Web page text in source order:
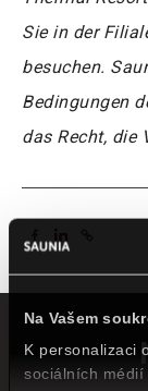
Na Vašem
K personalizaci
sociálních médií
Sie in der
besuchen.
Bedingungen
das Recht, die